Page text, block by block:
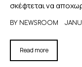
σκέφτεται να
BY NEWSROOM
Read more